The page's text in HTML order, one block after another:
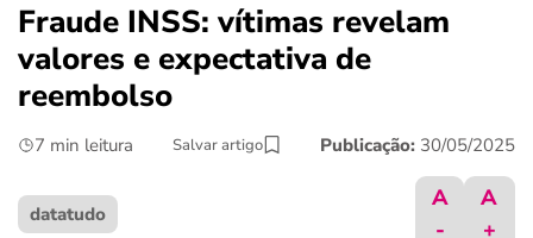
finanças
benefícios
Fraude INSS: vítimas revelam
valores e expectativa de
reembolso
7 min leitura Salvar artigo Publicação: 30/05/2025
datatudo
A
-
A
+